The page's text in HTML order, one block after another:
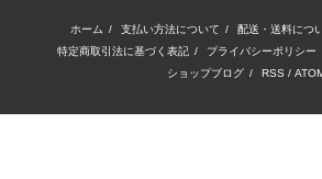
ホーム / 支払い方法について / 配送・送料につ
特定商取引法に基づく表記 / プライバシーポリシー
ショップブログ / RSS /